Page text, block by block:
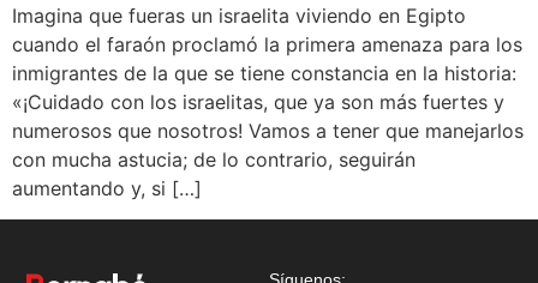
Imagina que fueras un israelita viviendo en Egipto
cuando el faraón proclamó la primera amenaza para los
inmigrantes de la que se tiene constancia en la historia:
«¡Cuidado con los israelitas, que ya son más fuertes y
numerosos que nosotros! Vamos a tener que manejarlos
con mucha astucia; de lo contrario, seguirán
aumentando y, si […]